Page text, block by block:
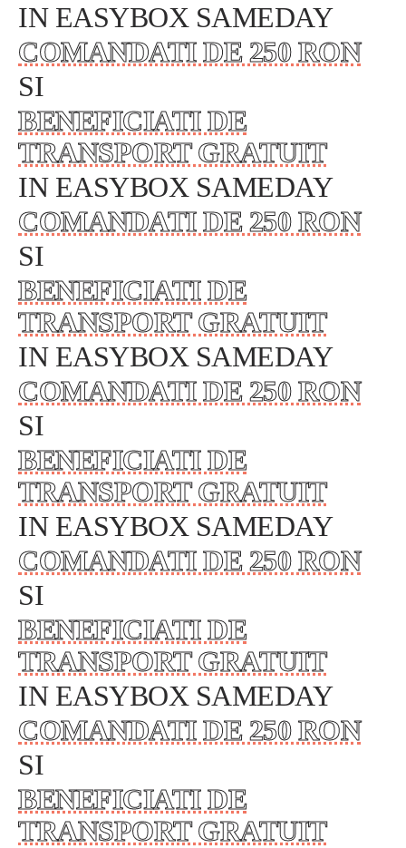
IN EASYBOX SAMEDAY
COMANDATI DE 250 RON
SI
BENEFICIATI DE
TRANSPORT GRATUIT
IN EASYBOX SAMEDAY
COMANDATI DE 250 RON
SI
BENEFICIATI DE
TRANSPORT GRATUIT
IN EASYBOX SAMEDAY
COMANDATI DE 250 RON
SI
BENEFICIATI DE
TRANSPORT GRATUIT
IN EASYBOX SAMEDAY
COMANDATI DE 250 RON
SI
BENEFICIATI DE
TRANSPORT GRATUIT
IN EASYBOX SAMEDAY
COMANDATI DE 250 RON
SI
BENEFICIATI DE
TRANSPORT GRATUIT